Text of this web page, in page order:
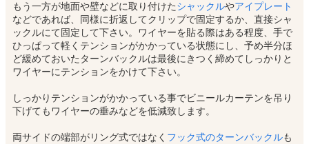
もう一方が地面や壁などに取り付けたシャックルやアイプレート
などであれば、同様に折返してクリップで固定するか、直接シャ
ックルにて固定して下さい。ワイヤーを貼る際はある程度、手で
ひっぱって軽くテンションがかかっている状態にし、予め半分ほ
ど緩めておいたターンバックルは最後にきつく締めてしっかりと
ワイヤーにテンションをかけて下さい。
しっかりテンションがかかっている事でビニールカーテンを吊り
下げてもワイヤーの垂みなどを低減致します。
両サイドの端部がリング式ではなく フック式のターンバックルも